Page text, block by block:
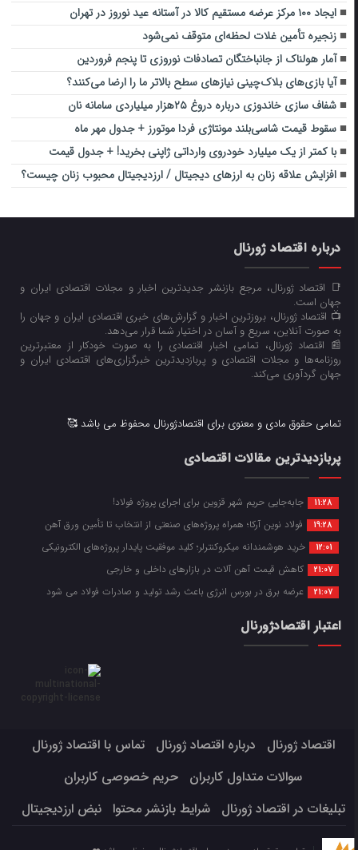
ایجاد ۱۰۰ مرکز عرضه مستقیم کالا در آستانه عید نوروز در تهران
زنجیره تأمین غلات لحظه‌ای متوقف نمی‌شود
آمار هولناک از جانباختگان تصادفات نوروزی تا پنجم فروردین
آیا بازی‌های بلاک‌چینی نیازهای سطح بالاتر ما را ارضا می‌کنند؟
شفاف سازی خاندوزی درباره دروغ ۲۵هزار میلیاردی سامانه نان
سقوط قیمت شاسی‌بلند مونتاژی فردا موتورز + جدول مهر ماه
با کمتر از یک میلیارد خودروی وارداتی ژاپنی بخرید! + جدول قیمت
افزایش علاقه زنان به ارزهای دیجیتال / ارزدیجیتال محبوب زنان چیست؟
درباره اقتصاد ژورنال
📑 اقتصاد ژورنال، مرجع بازنشر جدیدترین اخبار و مجلات اقتصادی ایران و
جهان است.
📺 اقتصاد ژورنال، بروزترین اخبار و گزارش‌های خبری اقتصادی ایران و جهان را
به صورت آنلاین، سریع و آسان در اختیار شما قرار می‌‌دهد.
📰 اقتصاد ژورنال، تمامی اخبار اقتصادی را به صورت خودکار از معتبرترین
روزنامه‌ها و مجلات اقتصادی و پربازدیدترین خبرگزاری‌های اقتصادی ایران و
جهان گردآوری می‌کند.
تمامی حقوق مادی و معنوی برای اقتصادژورنال محفوظ می باشد 🥰
پربازدیدترین مقالات اقتصادی
11:28 جابه‌جایی حریم شهر قزوین برای اجرای پروژه فولاد!
19:28 فولاد نوین آرکا؛ همراه پروژه‌های صنعتی از انتخاب تا تأمین ورق آهن
12:01 خرید هوشمندانه میکروکنترلر؛ کلید موفقیت پایدار پروژه‌های الکترونیکی
21:07 کاهش قیمت آهن آلات در بازارهای داخلی و خارجی
21:07 عرضه برق در بورس انرژی باعث رشد تولید و صادرات فولاد می شود
اعتبار اقتصادژورنال
اقتصاد ژورنال درباره اقتصاد ژورنال
تماس با اقتصاد ژورنال
سوالات متداول کاربران
حریم خصوصی کاربران
تبلیغات در اقتصاد ژورنال
شرایط بازنشر محتوا نبض ارزدیجیتال